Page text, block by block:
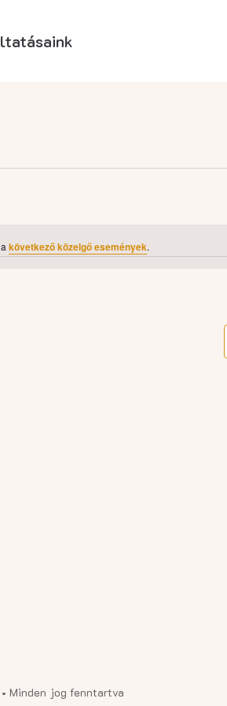
következő közelgő események.
Minden jog fenntartva